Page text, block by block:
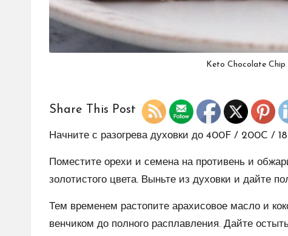
Keto Chocolate Chip
Share This Post
Начните с разогрева духовки до 400F / 200C /
Поместите орехи и семена на противень и
золотистого цвета. Выньте из духовки и дайте
Тем временем растопите арахисовое масло и
венчиком до полного расплавления. Дайте